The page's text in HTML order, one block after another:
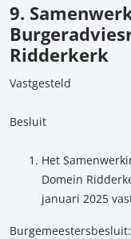
9.
Ridderkerk
Vastgesteld
Besluit
Het
Domein
januari 2025
Burgemeestersbesluit: